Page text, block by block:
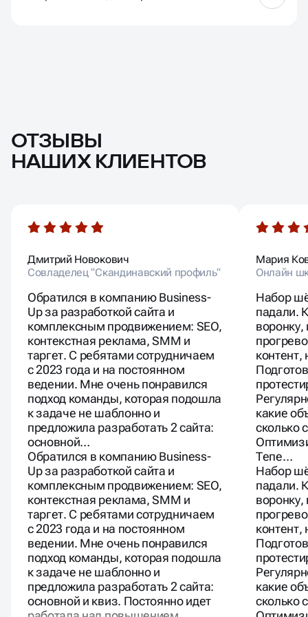
— без «доделайте это сами»
ОТЗЫВЫ
НАШИХ КЛИЕНТОВ
Дмитрий Новокович
Совладелец "Скандинавский профиль"
Обратился в компанию Business-
Up за разработкой сайта и
комплексным продвижением: SEO,
контекстная реклама, SMM и
таргет. С ребятами сотрудничаем
с 2023 года и на постоянном
ведении. Мне очень понравился
подход команды, которая подошла
к задаче не шаблонно и
предложила разработать 2 сайта:
основной…
Обратился в компанию Business-
Up за разработкой сайта и
комплексным продвижением: SEO,
контекстная реклама, SMM и
таргет. С ребятами сотрудничаем
с 2023 года и на постоянном
ведении. Мне очень понравился
подход команды, которая подошла
к задаче не шаблонно и
предложила разработать 2 сайта:
основной и квиз. Постоянно идет
Мария
Онлайн
Набор
падали.
контент,
какие
сколько
Тепе…
Набор
падали.
контент,
какие
сколько